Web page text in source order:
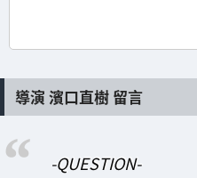
導演 濱口直樹 留言
-QUESTION-